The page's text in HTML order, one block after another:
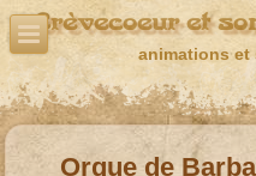
Crèvecoeur et
animations et
Orgue de